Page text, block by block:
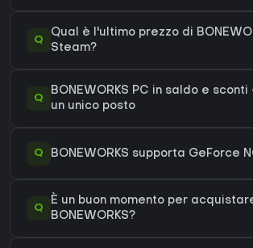
Q
Qual è l'ultimo prezzo di
Steam?
Q
BONEWORKS PC in saldo e
un unico posto
Q BONEWORKS supporta GeForce
Q
È un buon momento per
BONEWORKS?